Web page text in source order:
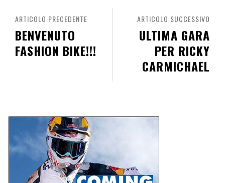
ARTICOLO SUCCESSIVO
ULTIMA GARA
PER RICKY
CARMICHAEL
ARTICOLO PRECEDENTE
BENVENUTO
FASHION BIKE!!!